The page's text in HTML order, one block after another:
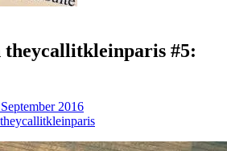
theycallitkleinparis #5:
2016